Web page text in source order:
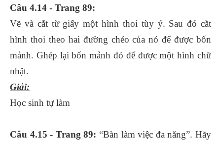
Câu 4.14 - Trang 89:
Vẽ và cắt từ giấy một hình thoi tùy ý. Sau đó cắt
hình thoi theo hai đường chéo của nó để được bốn
mảnh. Ghép lại bốn mảnh đó để được một hình chữ
nhật.
Giải:
Học sinh tự làm
Câu 4.15 - Trang 89: “Bàn làm việc đa năng”. Hãy